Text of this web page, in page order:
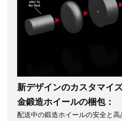
新デザインのカスタマイ
金鍛造ホイールの梱包：
配送中の鍛造ホイールの安全と